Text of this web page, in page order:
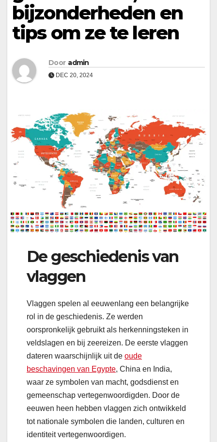
bijzonderheden en
tips om ze te leren
Door admin
DEC 20, 2024
De geschiedenis van
vlaggen
Vlaggen spelen al eeuwenlang een belangrijke
rol in de geschiedenis. Ze werden
oorspronkelijk gebruikt als herkenningsteken in
veldslagen en bij zeereizen. De eerste vlaggen
dateren waarschijnlijk uit de oude
beschavingen van Egypte, China en India,
waar ze symbolen van macht, godsdienst en
gemeenschap vertegenwoordigden. Door de
eeuwen heen hebben vlaggen zich ontwikkeld
tot nationale symbolen die landen, culturen en
identiteit vertegenwoordigen.